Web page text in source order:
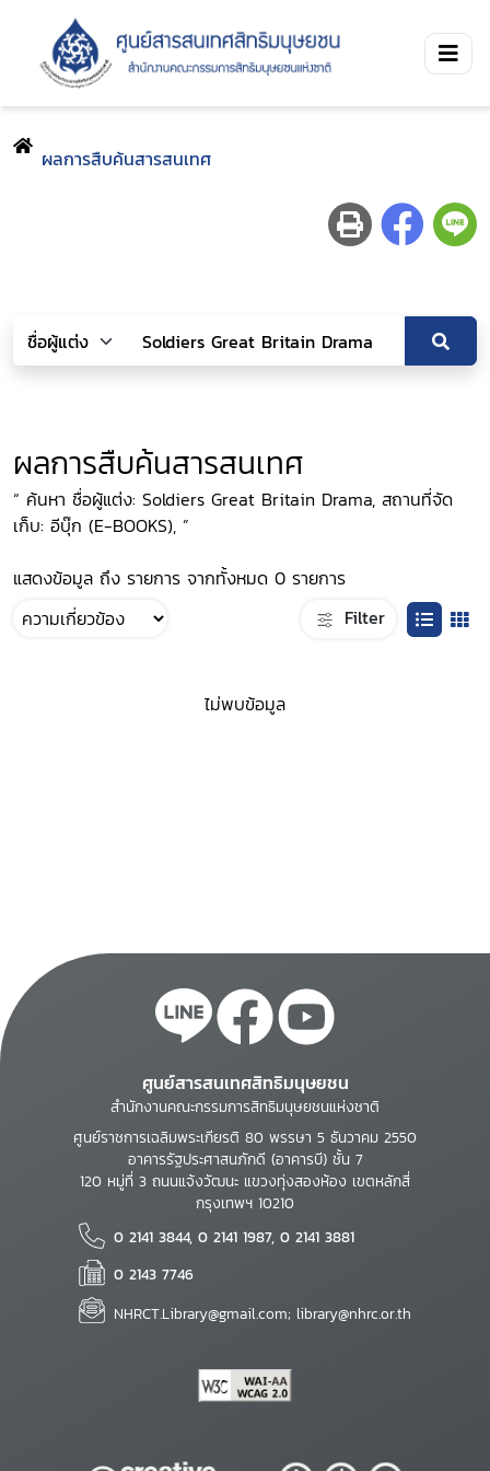
ผลการสืบค้นสารสนเทศ
ผลการสืบค้นสารสนเทศ
“ ค้นหา ชื่อผู้แต่ง: Soldiers Great Britain Drama, สถานที่จัด
เก็บ: อีบุ๊ก (E-BOOKS), ”
แสดงข้อมูล ถึง รายการ จากทั้งหมด 0 รายการ
Filter
ไม่พบข้อมูล
ศูนย์สารสนเทศสิทธิมนุษยชน
สำนักงานคณะกรรมการสิทธิมนุษยชนแห่งชาติ
ศูนย์ราชการเฉลิมพระเกียรติ 80 พรรษา 5 ธันวาคม 2550
อาคารรัฐประศาสนภักดี (อาคารบี) ชั้น 7
120 หมู่ที่ 3 ถนนแจ้งวัฒนะ แขวงทุ่งสองห้อง เขตหลักสี่
กรุงเทพฯ 10210
0 2141 3844, 0 2141 1987, 0 2141 3881
0 2143 7746
NHRCT.Library@gmail.com; library@nhrc.or.th